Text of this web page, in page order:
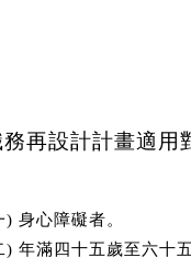
務再設計計畫適用
) 身心障礙者。
) 年滿四十五歲至六十